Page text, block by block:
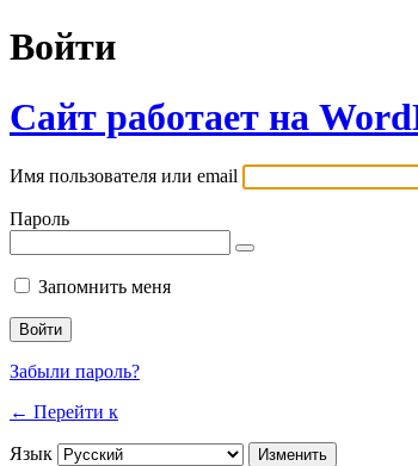
Войти
Сайт работает на
Имя пользователя или email
Пароль
Запомнить меня
Забыли пароль?
← Перейти к
Язык